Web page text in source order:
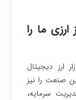
ما را
ارز دیجیتال
صنعت را نیز
سرمایه،